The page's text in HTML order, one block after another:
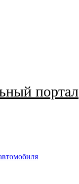
портал